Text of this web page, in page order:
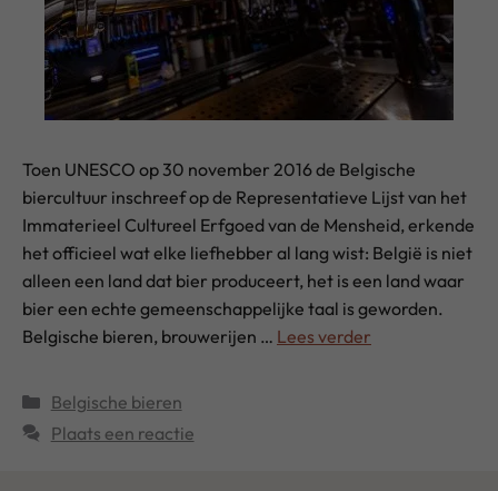
Toen UNESCO op 30 november 2016 de Belgische
biercultuur inschreef op de Representatieve Lijst van het
Immaterieel Cultureel Erfgoed van de Mensheid, erkende
het officieel wat elke liefhebber al lang wist: België is niet
alleen een land dat bier produceert, het is een land waar
bier een echte gemeenschappelijke taal is geworden.
Belgische bieren, brouwerijen … Lees verder
Categorieën
Belgische bieren
Plaats een reactie